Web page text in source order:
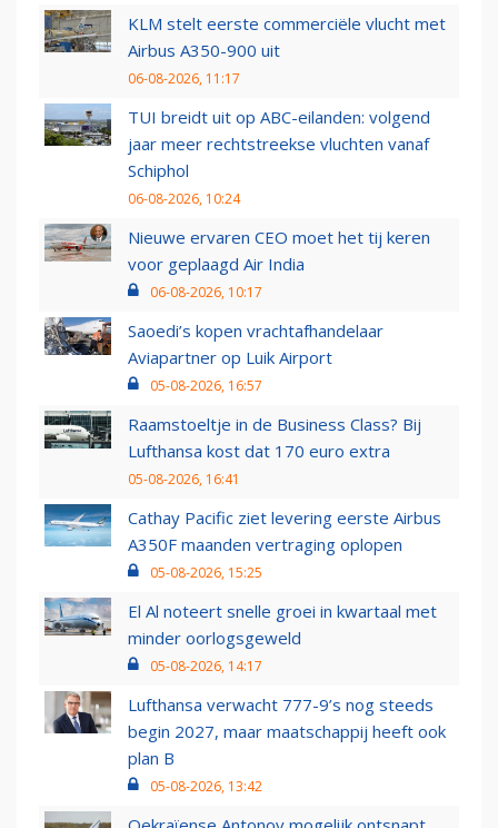
KLM stelt eerste commerciële vlucht met
Airbus A350-900 uit
06-08-2026, 11:17
TUI breidt uit op ABC-eilanden: volgend
jaar meer rechtstreekse vluchten vanaf
Schiphol
06-08-2026, 10:24
Nieuwe ervaren CEO moet het tij keren
voor geplaagd Air India
06-08-2026, 10:17
Saoedi’s kopen vrachtafhandelaar
Aviapartner op Luik Airport
05-08-2026, 16:57
Raamstoeltje in de Business Class? Bij
Lufthansa kost dat 170 euro extra
05-08-2026, 16:41
Cathay Pacific ziet levering eerste Airbus
A350F maanden vertraging oplopen
05-08-2026, 15:25
El Al noteert snelle groei in kwartaal met
minder oorlogsgeweld
05-08-2026, 14:17
Lufthansa verwacht 777-9’s nog steeds
begin 2027, maar maatschappij heeft ook
plan B
05-08-2026, 13:42